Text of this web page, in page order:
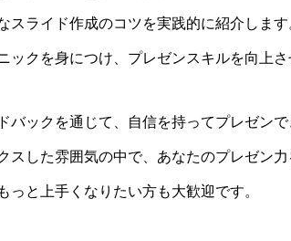
スライド作成のコツを実践的に紹介しま
ックを身につけ、プレゼンスキルを向上さ
バックを通じて、自信を持ってプレゼン
スした雰囲気の中で、あなたのプレゼン
っと上手くなりたい方も大歓迎です。